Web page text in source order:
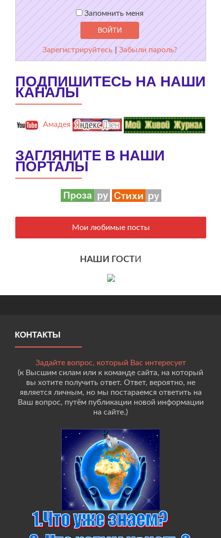
Запомнить меня
Зарегистрируйтесь |Забыли пароль?
ПОДПИШИТЕСЬ НА НАШИ
КАНАЛЫ
Амадея
ЗАГЛЯНИТЕ В НАШИ
ПОРТАЛЫ
Мои любимые посты
НАШИ ГОСТИ
КОНТАКТЫ
Задайте вопрос, который Вас интересует
(к Высшим силам или к команде сайта, на который
вы хотите получить ответ. Ответ, вероятно, не
является личным, но мы постараемся ответить на
Ваш вопрос, путём публикации новой информации
на сайте.)